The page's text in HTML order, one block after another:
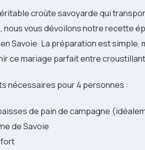
croûte savoyarde qui
nous vous dévoilons notre recette
Savoie. La préparation est simple,
ce mariage parfait entre
nécessaires pour 4 personnes :
de pain de campagne
de Savoie